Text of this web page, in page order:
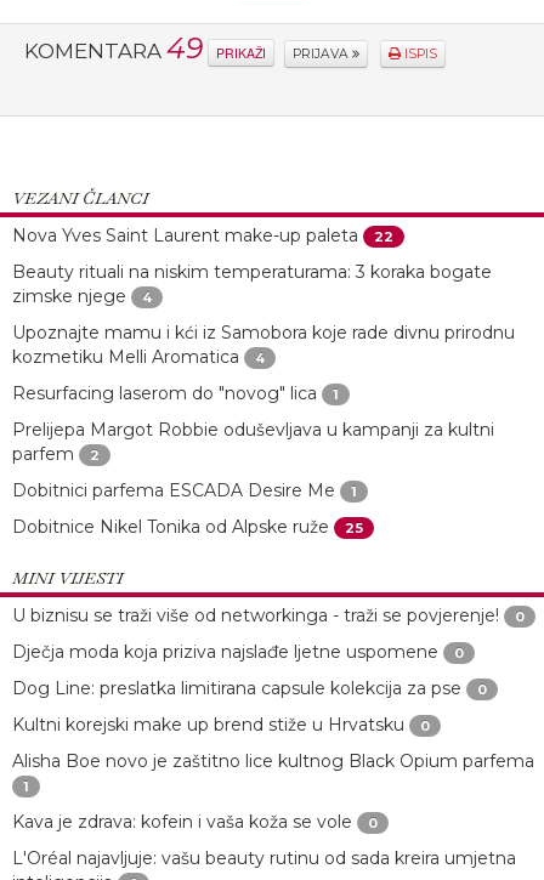
KOMENTARA 49 PRIKAŽI PRIJAVA ISPIS
VEZANI ČLANCI
Nova Yves Saint Laurent make-up paleta
22
Beauty rituali na niskim temperaturama: 3 koraka bogate
zimske njege
4
Upoznajte mamu i kći iz Samobora koje rade divnu prirodnu
kozmetiku Melli Aromatica
4
Resurfacing laserom do "novog" lica 1
Prelijepa Margot Robbie oduševljava u kampanji za kultni
parfem
2
Dobitnici parfema ESCADA Desire Me 1
Dobitnice Nikel Tonika od Alpske ruže 25
MINI VIJESTI
U biznisu se traži više od networkinga - traži se povjerenje!
0
Dječja moda koja priziva najslađe ljetne uspomene 0
Dog Line: preslatka limitirana capsule kolekcija za pse 0
Kultni korejski make up brend stiže u Hrvatsku 0
Alisha Boe novo je zaštitno lice kultnog Black Opium parfema
1
Kava je zdrava: kofein i vaša koža se vole 0
L'Oréal najavljuje: vašu beauty rutinu od sada kreira umjetna